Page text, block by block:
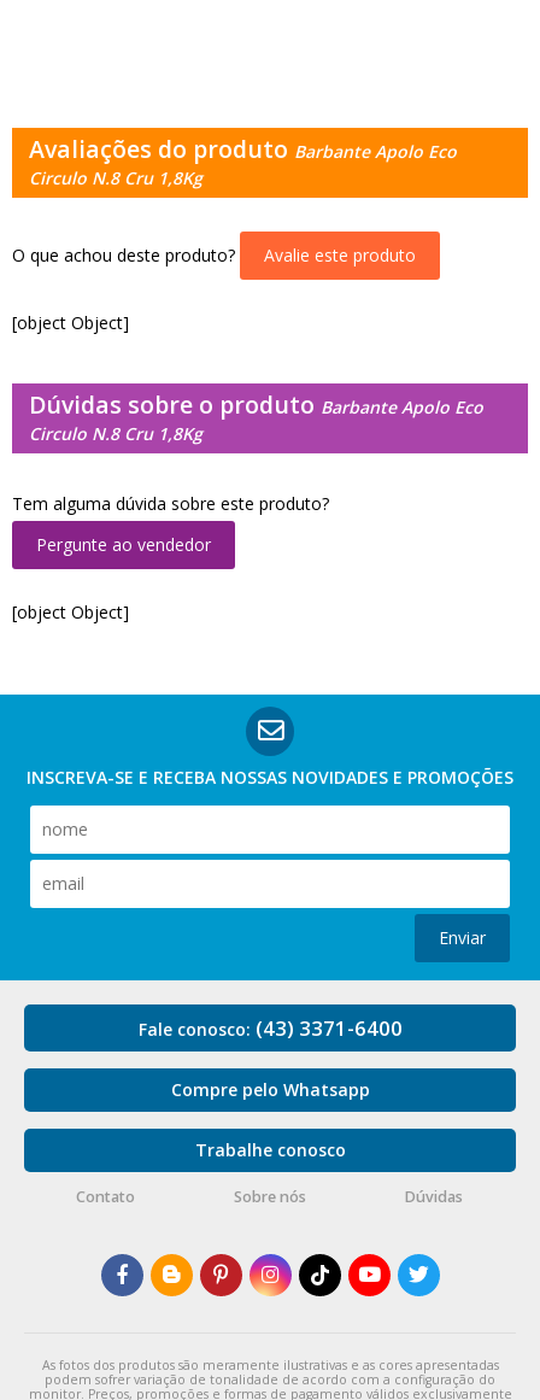
Avaliações do produto Barbante Apolo Eco
Circulo N.8 Cru 1,8Kg
O que achou deste produto? Avalie este produto
[object Object]
Dúvidas sobre o produto Barbante Apolo Eco
Circulo N.8 Cru 1,8Kg
Tem alguma dúvida sobre este produto?
Pergunte ao vendedor
[object Object]
INSCREVA-SE E RECEBA NOSSAS NOVIDADES E PROMOÇÕES
Enviar
Fale conosco: (43) 3371-6400
Compre pelo Whatsapp
Trabalhe conosco
Contato Sobre nós Dúvidas
As fotos dos produtos são meramente ilustrativas e as cores apresentadas
podem sofrer variação de tonalidade de acordo com a configuração do
monitor. Preços, promoções e formas de pagamento válidos exclusivamente